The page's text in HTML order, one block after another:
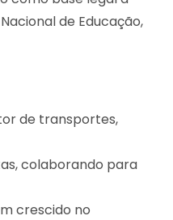
de Educação,
de transportes,
colaborando para
crescido no